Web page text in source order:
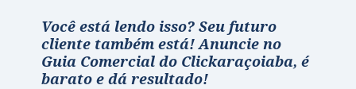
Você está lendo isso? Seu futuro
cliente também está! Anuncie no
Guia Comercial do Clickaraçoiaba, é
barato e dá resultado!